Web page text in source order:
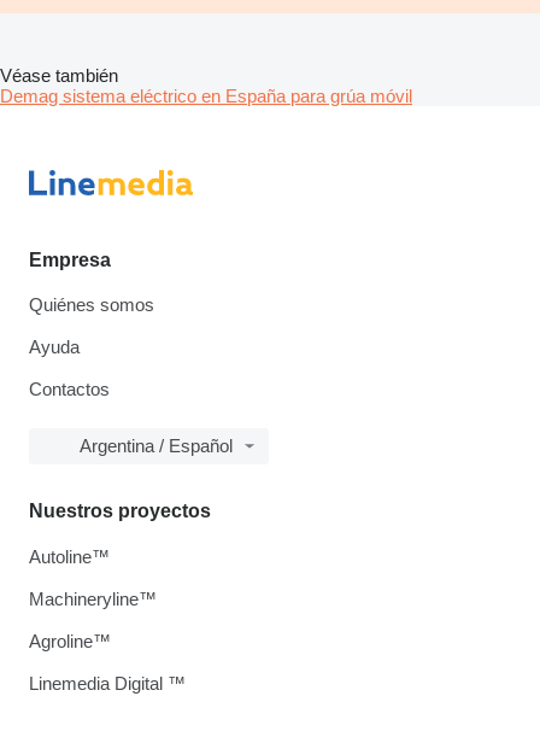
Véase también
Demag sistema eléctrico en España para grúa móvil
Empresa
Quiénes somos
Ayuda
Contactos
Argentina / Español
Nuestros proyectos
Autoline™
Machineryline™
Agroline™
Linemedia Digital ™